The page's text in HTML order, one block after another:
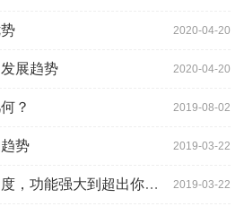
2020-04-20
2020-04-20
展趋势
2019-08-02
？
2019-03-22
势
2019-03-22
功能强大到超出你想象